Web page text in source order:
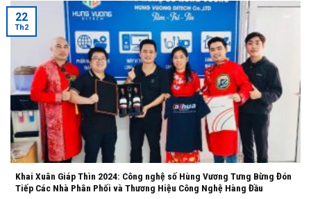
Khai Xuân Giáp Thìn 2024: Công nghệ số Hùng Vương Tưng Bừng Đón
Tiếp Các Nhà Phân Phối và Thương Hiệu Công Nghệ Hàng Đầu
22
Th2